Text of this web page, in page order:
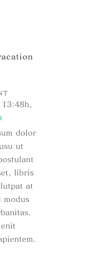
dolor
ut
libris
at
modus